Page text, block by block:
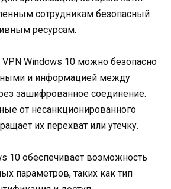
сотрудникам безопасный
ресурсам.
Windows 10 можно безопасно
и информацией между
зашифрованное соединение.
от несанкционированного
их перехват или утечку.
10 обеспечивает возможность
параметров, таких как тип